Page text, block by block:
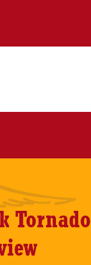
Tornado